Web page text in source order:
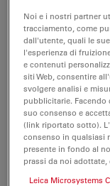
Jul
Jul 27,
Noi e i nostri partner
tracciamento, come
dall'utente, quali le
l'esperienza di
e contenuti
siti Web, consentire
svolgere analisi e
pubblicitarie.
suo consenso e
(link riportato sotto).
consenso in qualsiasi
presente in fondo al
prassi da noi
Leica Microsystems